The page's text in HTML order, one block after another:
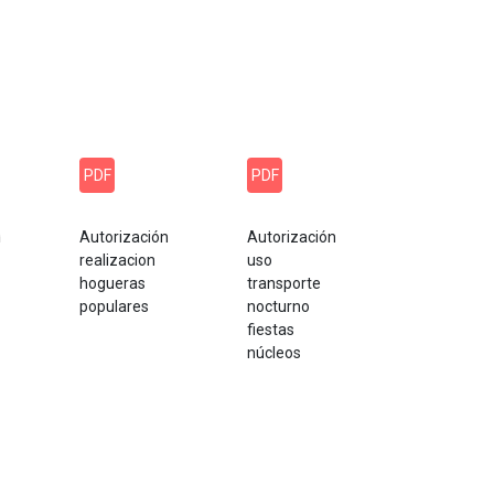
PDF
Autorización
realizacion
hogueras
populares
PDF
Autorización
uso
transporte
nocturno
fiestas
núcleos